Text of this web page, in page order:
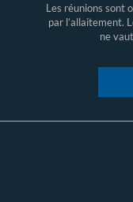
Les réunions sont
par l’allaitement.
ne